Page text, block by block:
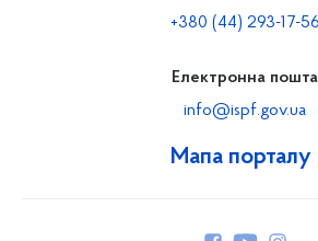
Мапа порталу
+380 (44) 293-17-56
Електронна пошта
info@ispf.gov.ua